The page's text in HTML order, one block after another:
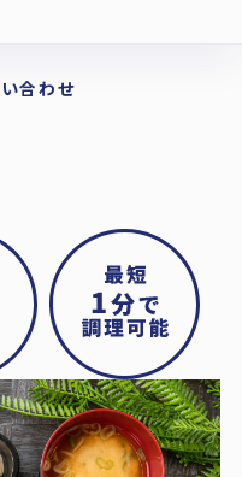
合わせ